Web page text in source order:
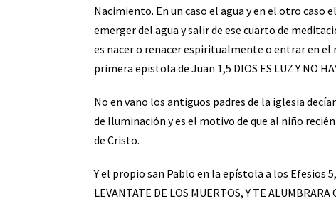
Nacimiento. En un caso el agua y en el otro caso
emerger del agua y salir de ese cuarto de
es nacer o renacer espiritualmente o entrar en el
primera epistola de Juan 1,5 DIOS ES LUZ Y NO
No en vano los antiguos padres de la iglesia
de Iluminación y es el motivo de que al niño
de Cristo.
Y el propio san Pablo en la epístola a los Efesios
LEVANTATE DE LOS MUERTOS, Y TE ALUMBRARA